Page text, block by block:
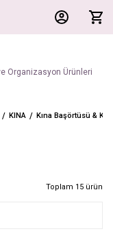
KINA Kına Başörtüsü &
Toplam 15 ürün